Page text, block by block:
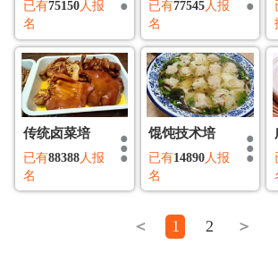
已有75150人报
名
已有77545人报
名
传统卤菜培
已有88388人报
名
馄饨技术培
已有14890 人报
名
＜ 1 2 ＞